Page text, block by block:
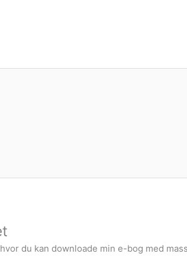
du kan downloade min e-bog med